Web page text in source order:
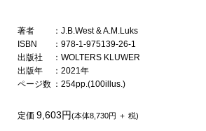
著者
：J.B.West & A.M.Luks
ISBN
：978-1-975139-26-1
出版社
：WOLTERS KLUWER
出版年
：2021年
ページ数 ：254pp.(100illus.)
定価9,603円(本体8,730円 ＋ 税)